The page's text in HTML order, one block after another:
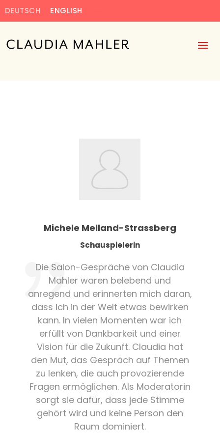
DEUTSCH ENGLISH
Michele Melland-Strassberg
Schauspielerin
Die Salon-Gespräche von Claudia
Mahler waren belebend und
anregend und erinnerten mich daran,
dass ich in der Welt etwas bewirken
kann. In vielen Momenten war ich
erfüllt von Dankbarkeit und einer
Vision für die Zukunft. Claudia hat
den Mut, das Gespräch auf Themen
zu lenken, die auch provozierende
Fragen ermöglichen. Als Moderatorin
sorgt sie dafür, dass jede Stimme
gehört wird und keine Person den
Raum dominiert.